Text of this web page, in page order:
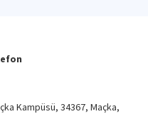
Kampüsü, 34367, Maçka,